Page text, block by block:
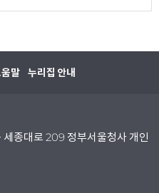
말 누리집 안내
종대로 209 정부서울청사 개인